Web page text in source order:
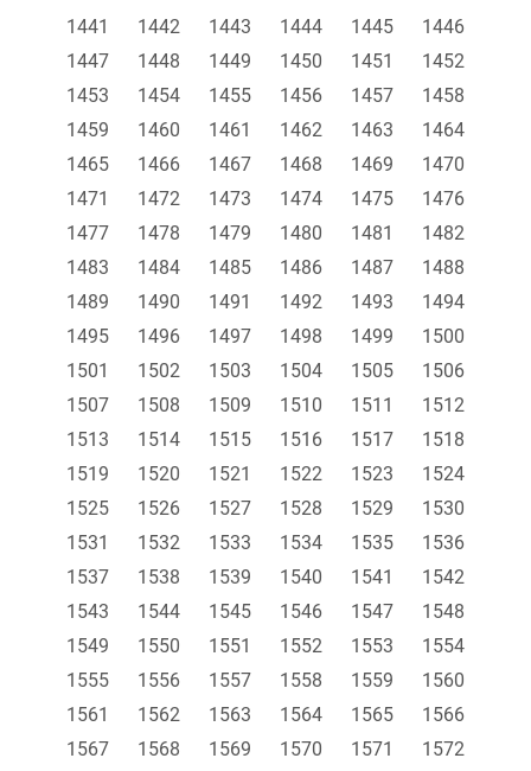
1441
1442 1443 1444 1445
1446
1447
1448 1449 1450 1451
1452
1453
1454 1455 1456 1457
1458
1459
1460 1461 1462 1463
1464
1465
1466 1467 1468 1469
1470
1471
1472 1473 1474 1475
1476
1477
1478 1479 1480 1481
1482
1483
1484 1485 1486 1487
1488
1489
1490 1491 1492 1493
1494
1495
1496 1497 1498 1499
1500
1501
1502 1503 1504 1505
1506
1507
1508 1509 1510 1511
1512
1513
1514 1515 1516 1517
1518
1519
1520 1521 1522 1523
1524
1525
1526 1527 1528 1529
1530
1531
1532 1533 1534 1535
1536
1537
1538 1539 1540 1541
1542
1543
1544 1545 1546 1547
1548
1549
1550 1551 1552 1553
1554
1555
1556 1557 1558 1559
1560
1561
1562 1563 1564 1565
1566
1567
1568 1569 1570 1571
1572